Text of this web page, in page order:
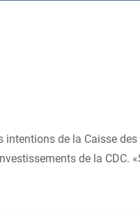
intentions de la Caisse
de la CDC.